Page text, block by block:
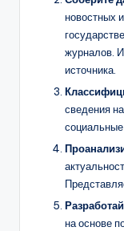
новостных
журналов.
источника.
сведения
социальные
на основе